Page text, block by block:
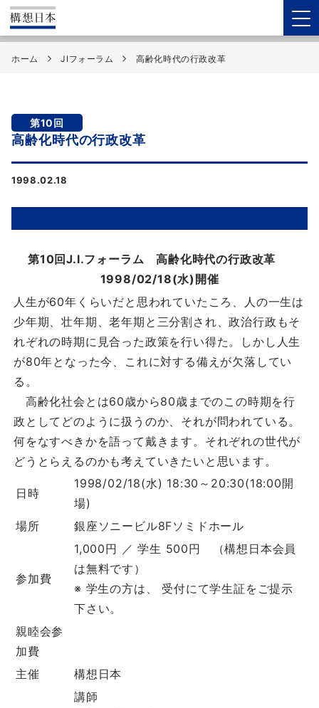
ホーム JIフォーラム 高齢化時代の行政改革
第10回
高齢化時代の行政改革
1998.02.18
第10回J.I.フォーラム 高齢化時代の行政改革
1998/02/18(水)開催
人生が60年くらいだと思われていたころ、人の一生は
少年期、壮年期、老年期と三分割され、政治行政もそ
れぞれの時期に見合った政策を行い得た。しかし人生
が80年となった今、これに対する備えが欠落してい
る。
高齢化社会とは60歳から80歳までのこの時期を行
政としてどのように扱うのか、それが問われている。
何をなすべきかを語って戴きます。それぞれの世代が
どうとらえるのかも考えていきたいと思います。
日時
1998/02/18(水) 18:30～20:30(18:00開
場)
場所
銀座ソニービル8Fソミドホール
参加費
1,000円 ／ 学生 500円
（構想日本会員
は無料です）
※ 学生の方は、 受付にて学生証をご提示
下さい。
親睦会参
加費
主催
構想日本
講師